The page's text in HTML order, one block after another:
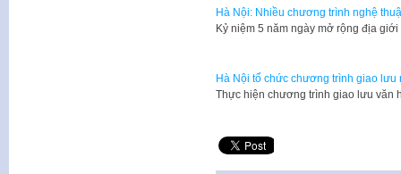
Hà Nội: Nhiều chương trình nghệ
​Kỷ niệm 5 năm ngày mở rộng địa
Hà Nội tổ chức chương trình giao lưu
​Thực hiện chương trình giao lưu văn